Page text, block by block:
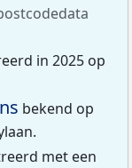
in 2025 op
bekend op
met een